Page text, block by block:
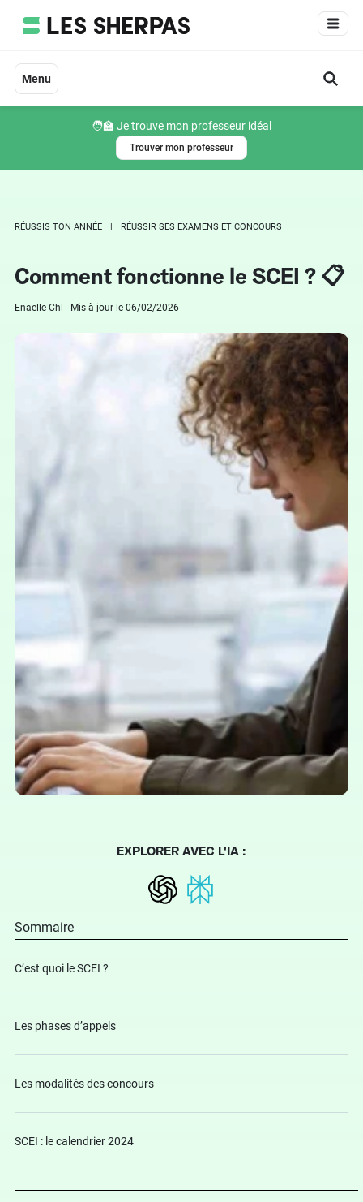
Menu
🧑‍🏫 Je trouve mon professeur idéal
Trouver mon professeur
RÉUSSIS TON ANNÉE RÉUSSIR SES EXAMENS ET CONCOURS
Comment fonctionne le SCEI ? 📋
Enaelle Chl - Mis à jour le 06/02/2026
EXPLORER AVEC L'IA :
Sommaire
C’est quoi le SCEI ?
Les phases d’appels
Les modalités des concours ️
SCEI : le calendrier 2024